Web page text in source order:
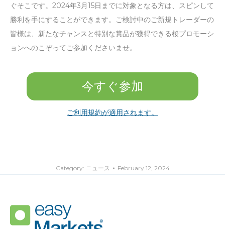
ぐそこです。2024年3月15日までに対象となる方は、スピンして
勝利を手にすることができます。ご検討中のご新規トレーダーの
皆様は、新たなチャンスと特別な賞品が獲得できる桜プロモーシ
ョンへのこぞってご参加くださいませ。
今すぐ参加
ご利用規約が適用されます。
Category: ニュース February 12, 2024